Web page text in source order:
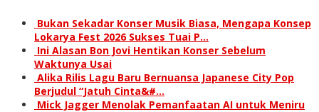
Bukan Sekadar Konser Musik Biasa, Mengapa Konsep
Lokarya Fest 2026 Sukses Tuai P…
Ini Alasan Bon Jovi Hentikan Konser Sebelum
Waktunya Usai
Alika Rilis Lagu Baru Bernuansa Japanese City Pop
Berjudul “Jatuh Cinta&#…
Mick Jagger Menolak Pemanfaatan AI untuk Meniru